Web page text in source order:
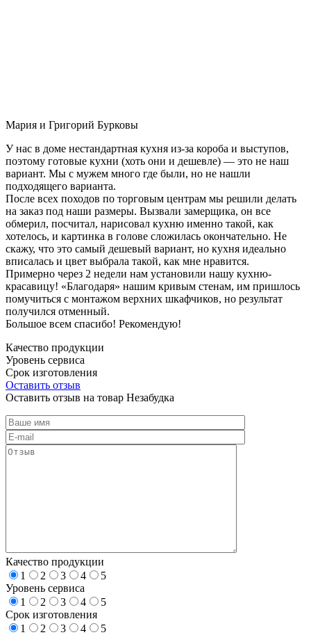
Мария и Григорий Бурковы
У нас в доме нестандартная кухня из-за короба и выступов,
поэтому готовые кухни (хоть они и дешевле) — это не наш
вариант. Мы с мужем много где были, но не нашли
подходящего варианта.
После всех походов по торговым центрам мы решили делать
на заказ под наши размеры. Вызвали замерщика, он все
обмерил, посчитал, нарисовал кухню именно такой, как
хотелось, и картинка в голове сложилась окончательно. Не
скажу, что это самый дешевый вариант, но кухня идеально
вписалась и цвет выбрала такой, как мне нравится.
Примерно через 2 недели нам установили нашу кухню-
красавицу! «Благодаря» нашим кривым стенам, им пришлось
помучиться с монтажом верхних шкафчиков, но результат
получился отменный.
Большое всем спасибо! Рекомендую!
Качество продукции
Уровень сервиса
Срок изготовления
Оставить отзыв
Оставить отзыв на товар Незабудка
Качество продукции
1
2 3 4
5
Уровень сервиса
1
2 3 4
5
Срок изготовления
1
2 3 4
5